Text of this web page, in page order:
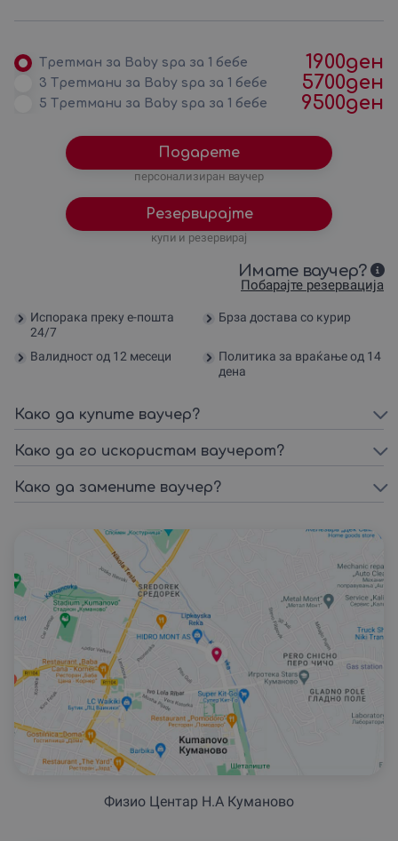
Третман за Baby spa за 1 бебе 1900ден
3 Третмани за Baby spa за 1 бебе 5700ден
5 Третмани за Baby spa за 1 бебе 9500ден
Подарете
персонализиран ваучер
Резервирајте
купи и резервирај
Имате ваучер?
Побарајте резервација
Испорака преку е-пошта
24/7
Брза достава со курир
Валидност од 12 месеци
Политика за враќање од 14
дена
Како да купите ваучер?
Како да го искористам ваучерот?
Како да замените ваучер?
Физио Центар Н.А Куманово